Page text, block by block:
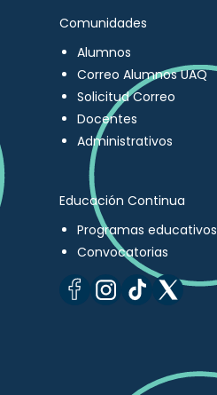
Comunidades
Alumnos
Correo Alumnos UAQ
Solicitud Correo
Docentes
Administrativos
Educación Continua
Programas educativos
Convocatorias